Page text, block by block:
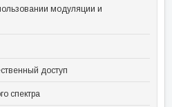
модуляции и
доступ
спектра